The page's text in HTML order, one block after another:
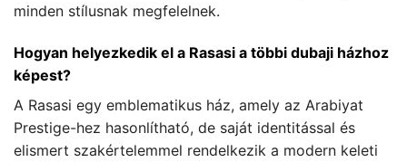
minden stílusnak megfelelnek.
Hogyan helyezkedik el a Rasasi a többi dubaji házhoz
képest?
A Rasasi egy emblematikus ház, amely az Arabiyat
Prestige-hez hasonlítható, de saját identitással és
elismert szakértelemmel rendelkezik a modern keleti